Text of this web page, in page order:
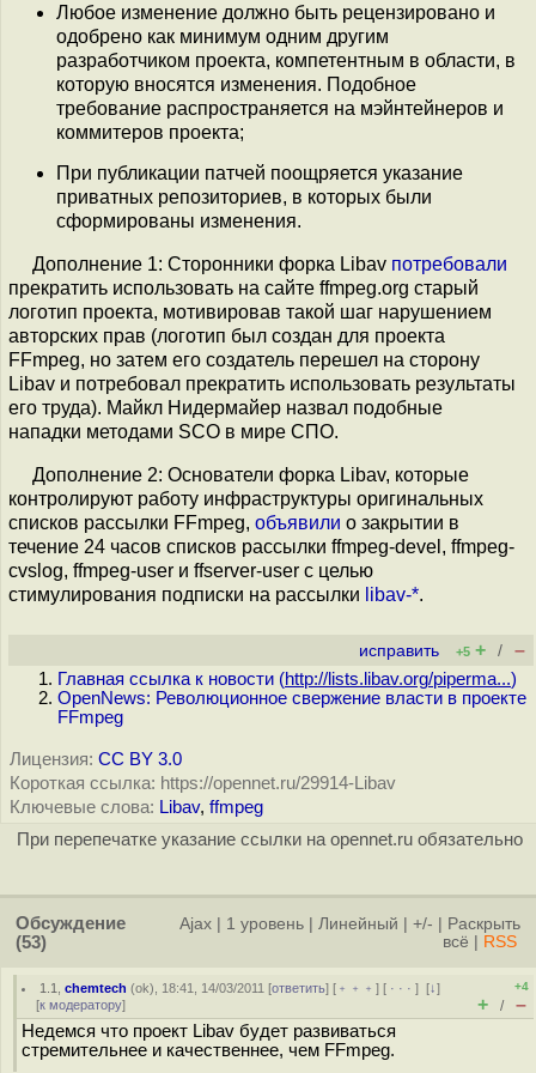
Любое изменение должно быть рецензировано и
одобрено как минимум одним другим
разработчиком проекта, компетентным в области, в
которую вносятся изменения. Подобное
требование распространяется на мэйнтейнеров и
коммитеров проекта;
При публикации патчей поощряется указание
приватных репозиториев, в которых были
сформированы изменения.
Дополнение 1: Сторонники форка Libav потребовали
прекратить использовать на сайте ffmpeg.org старый
логотип проекта, мотивировав такой шаг нарушением
авторских прав (логотип был создан для проекта
FFmpeg, но затем его создатель перешел на сторону
Libav и потребовал прекратить использовать результаты
его труда). Майкл Нидермайер назвал подобные
нападки методами SCO в мире СПО.
Дополнение 2: Основатели форка Libav, которые
контролируют работу инфраструктуры оригинальных
списков рассылки FFmpeg, объявили о закрытии в
течение 24 часов списков рассылки ffmpeg-devel, ffmpeg-
cvslog, ffmpeg-user и ffserver-user с целью
стимулирования подписки на рассылки libav-*.
исправить +5 + / –
Главная ссылка к новости (http://lists.libav.org/piperma...)
OpenNews: Революционное свержение власти в проекте
FFmpeg
Лицензия: CC BY 3.0
Короткая ссылка: https://opennet.ru/29914-Libav
Ключевые слова: Libav, ffmpeg
При перепечатке указание ссылки на opennet.ru обязательно
Обсуждение
(53)
Ajax 1 уровень Линейный +/-
Раскрыть
всё
RSS
1.1 ,chemtech (ok), 18:41, 14/03/2011 [ответить] [ ﹢﹢﹢] [ · · ·][↓]
[к модератору]
+4
+ / –
Недемся что проект Libav будет развиваться
стремительнее и качественнее, чем FFmpeg.